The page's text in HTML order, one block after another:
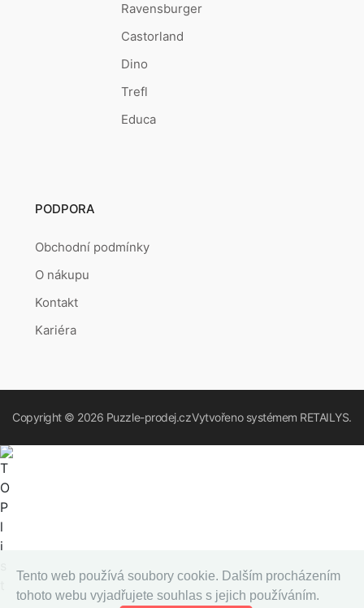
Ravensburger
Castorland
Dino
Trefl
Educa
PODPORA
Obchodní podmínky
O nákupu
Kontakt
Kariéra
Copyright © 2026 Puzzle-prodej.czVytvořeno systémem RETAILYS.
Tento web používá soubory cookie. Dalším procházením
tohoto webu vyjadřujete souhlas s jejich používáním.